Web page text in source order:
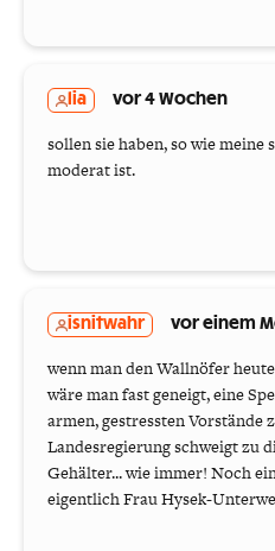
lia vor 4 Wochen
sollen sie haben, so wie
moderat ist.
isnitwahr vor einem
wenn man den Wallnöfer
wäre man fast geneigt, eine
armen, gestressten Vorstände
Landesregierung schweigt zu
Gehälter... wie immer! Noch
eigentlich Frau Hysek-